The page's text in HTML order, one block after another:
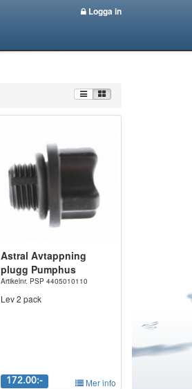
Logga in
Astral Avtappning
plugg Pumphus
Artikelnr. PSP 4405010110
Lev 2 pack
172.00:- Mer info